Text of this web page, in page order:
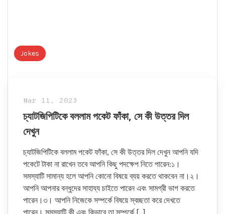
Jokes
Mar 11, 2023
চ্যাটজিপিটিকে বললাম পকেট ফাঁকা, সে কী উত্তর দিল
দেখুন
চ্যাটজিপিটিকে বললাম পকেট ফাঁকা, সে কী উত্তর দিল দেখুন আপনি যদি
পকেটে টাকা না রাখেন তবে আপনি কিছু পদক্ষেপ নিতে পারেন:১।
সমস্যাটি সামান্য হলে আপনি কোনো বিষয়ে ব্যয় করতে থাকবেন না।২।
আপনি আপনার বন্ধুদের সাহায্য চাইতে পারেন এবং সামগ্রী ভাগ করতে
পারেন।৩। আপনি নিজেকে সম্পর্কে বিষয়ে স্বচ্ছতা করে দেখতে